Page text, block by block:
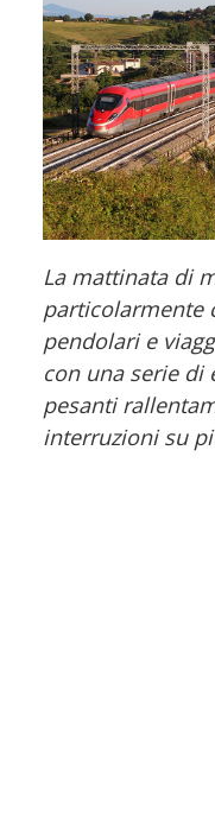
La mattinata di
particolarmente
pendolari e
con una serie di
pesanti
interruzioni su